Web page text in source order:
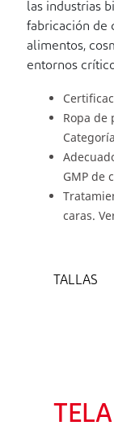
las industrias
fabricación de
alimentos,
entornos
Ropa de
GMP de
caras.
TALLAS